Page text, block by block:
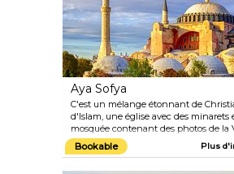
Aya Sofya
C'est un mélange étonnant de
d'Islam, une église avec des minarets
mosquée contenant des photos de la
C'est l'une des merveilles du monde
qui ne fut dépassée qu'un millier
Bookable Plus